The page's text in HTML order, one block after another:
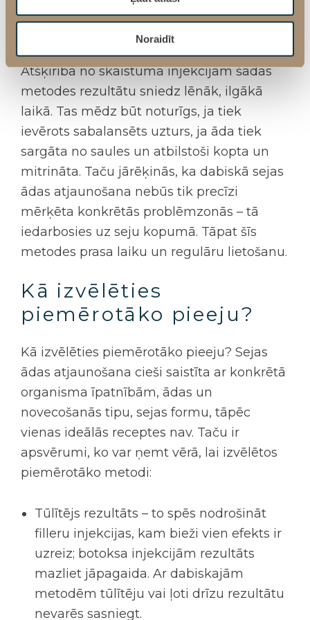
Noraidīt
regularitāte un ilglaicīga kursa veida
Atšķirībā no skaistuma injekcijām šādas
metodes rezultātu sniedz lēnāk, ilgākā
laikā. Tas mēdz būt noturīgs, ja tiek
ievērots sabalansēts uzturs, ja āda tiek
sargāta no saules un atbilstoši kopta un
mitrināta. Taču jārēķinās, ka dabiskā sejas
ādas atjaunošana nebūs tik precīzi
mērķēta konkrētās problēmzonās – tā
iedarbosies uz seju kopumā. Tāpat šīs
metodes prasa laiku un regulāru lietošanu.
Kā izvēlēties
piemērotāko pieeju?
Kā izvēlēties piemērotāko pieeju? Sejas
ādas atjaunošana cieši saistīta ar konkrētā
organisma īpatnībām, ādas un
novecošanās tipu, sejas formu, tāpēc
vienas ideālās receptes nav. Taču ir
apsvērumi, ko var ņemt vērā, lai izvēlētos
piemērotāko metodi:
Tūlītējs rezultāts – to spēs nodrošināt
filleru injekcijas, kam bieži vien efekts ir
uzreiz; botoksa injekcijām rezultāts
mazliet jāpagaida. Ar dabiskajām
metodēm tūlītēju vai ļoti drīzu rezultātu
nevarēs sasniegt.